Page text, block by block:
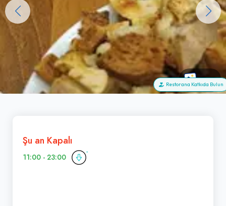
+70
Restorana Katkıda Bulun
Şu an Kapalı
11:00 - 23:00